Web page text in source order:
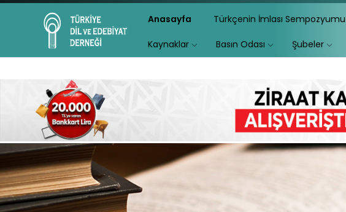
Anasayfa Türkçenin İmlası Sempozyumu
Kaynaklar Basın Odası Şubeler